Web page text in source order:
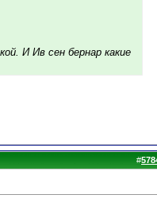
И Ив сен бернар какие
#